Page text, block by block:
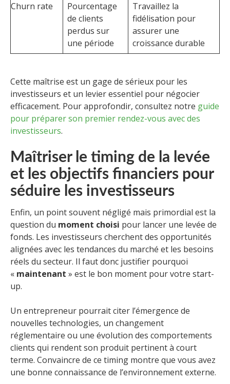
Churn rate
Pourcentage
de clients
perdus sur
une période
Travaillez la
fidélisation pour
assurer une
croissance durable
Cette maîtrise est un gage de sérieux pour les
investisseurs et un levier essentiel pour négocier
efficacement. Pour approfondir, consultez notre guide
pour préparer son premier rendez-vous avec des
investisseurs.
Maîtriser le timing de la levée
et les objectifs financiers pour
séduire les investisseurs
Enfin, un point souvent négligé mais primordial est la
question du moment choisi pour lancer une levée de
fonds. Les investisseurs cherchent des opportunités
alignées avec les tendances du marché et les besoins
réels du secteur. Il faut donc justifier pourquoi
« maintenant » est le bon moment pour votre start-
up.
Un entrepreneur pourrait citer l’émergence de
nouvelles technologies, un changement
réglementaire ou une évolution des comportements
clients qui rendent son produit pertinent à court
terme. Convaincre de ce timing montre que vous avez
une bonne connaissance de l’environnement externe.